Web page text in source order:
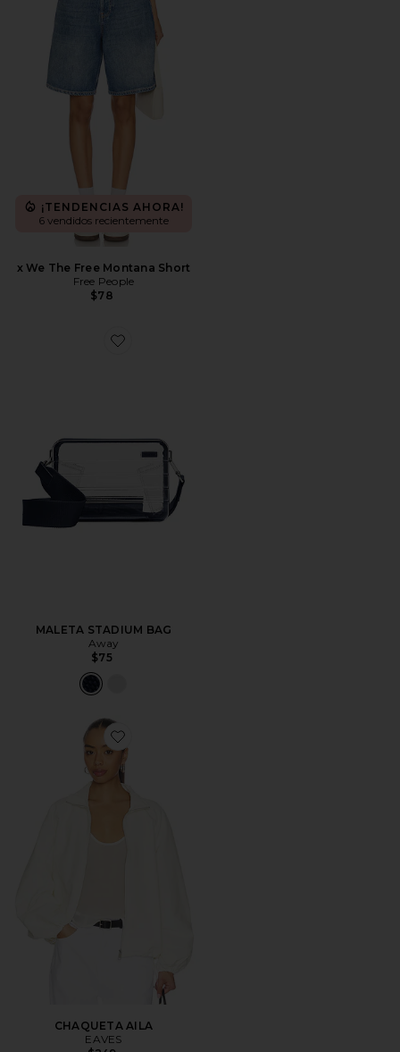
¡TENDENCIAS AHORA!
6 vendidos recientemente
x We The Free Montana Short
Free People
$78
Favorite MALETA STADIUM BAG
MALETA STADIUM BAG
Away
$75
Favorite CHAQUETA AILA
CHAQUETA AILA
EAVES